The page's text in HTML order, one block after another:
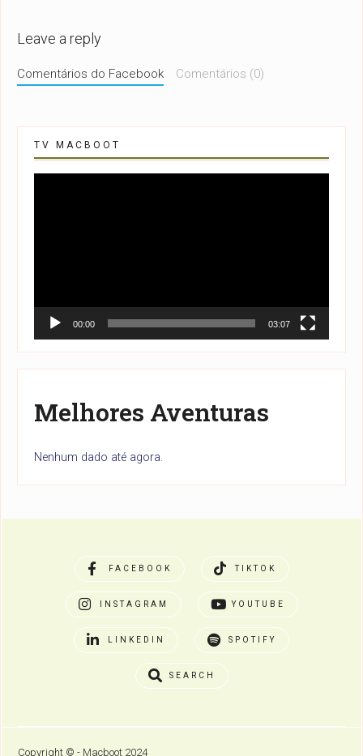
Leave a reply
Comentários do Facebook Comentários (0)
TV MACBOOT
00:00 03:07
Melhores Aventuras
Nenhum dado até agora.
FACEBOOK TIKTOK
INSTAGRAM YOUTUBE
LINKEDIN SPOTIFY
SEARCH
Copyright © - Macboot 2024